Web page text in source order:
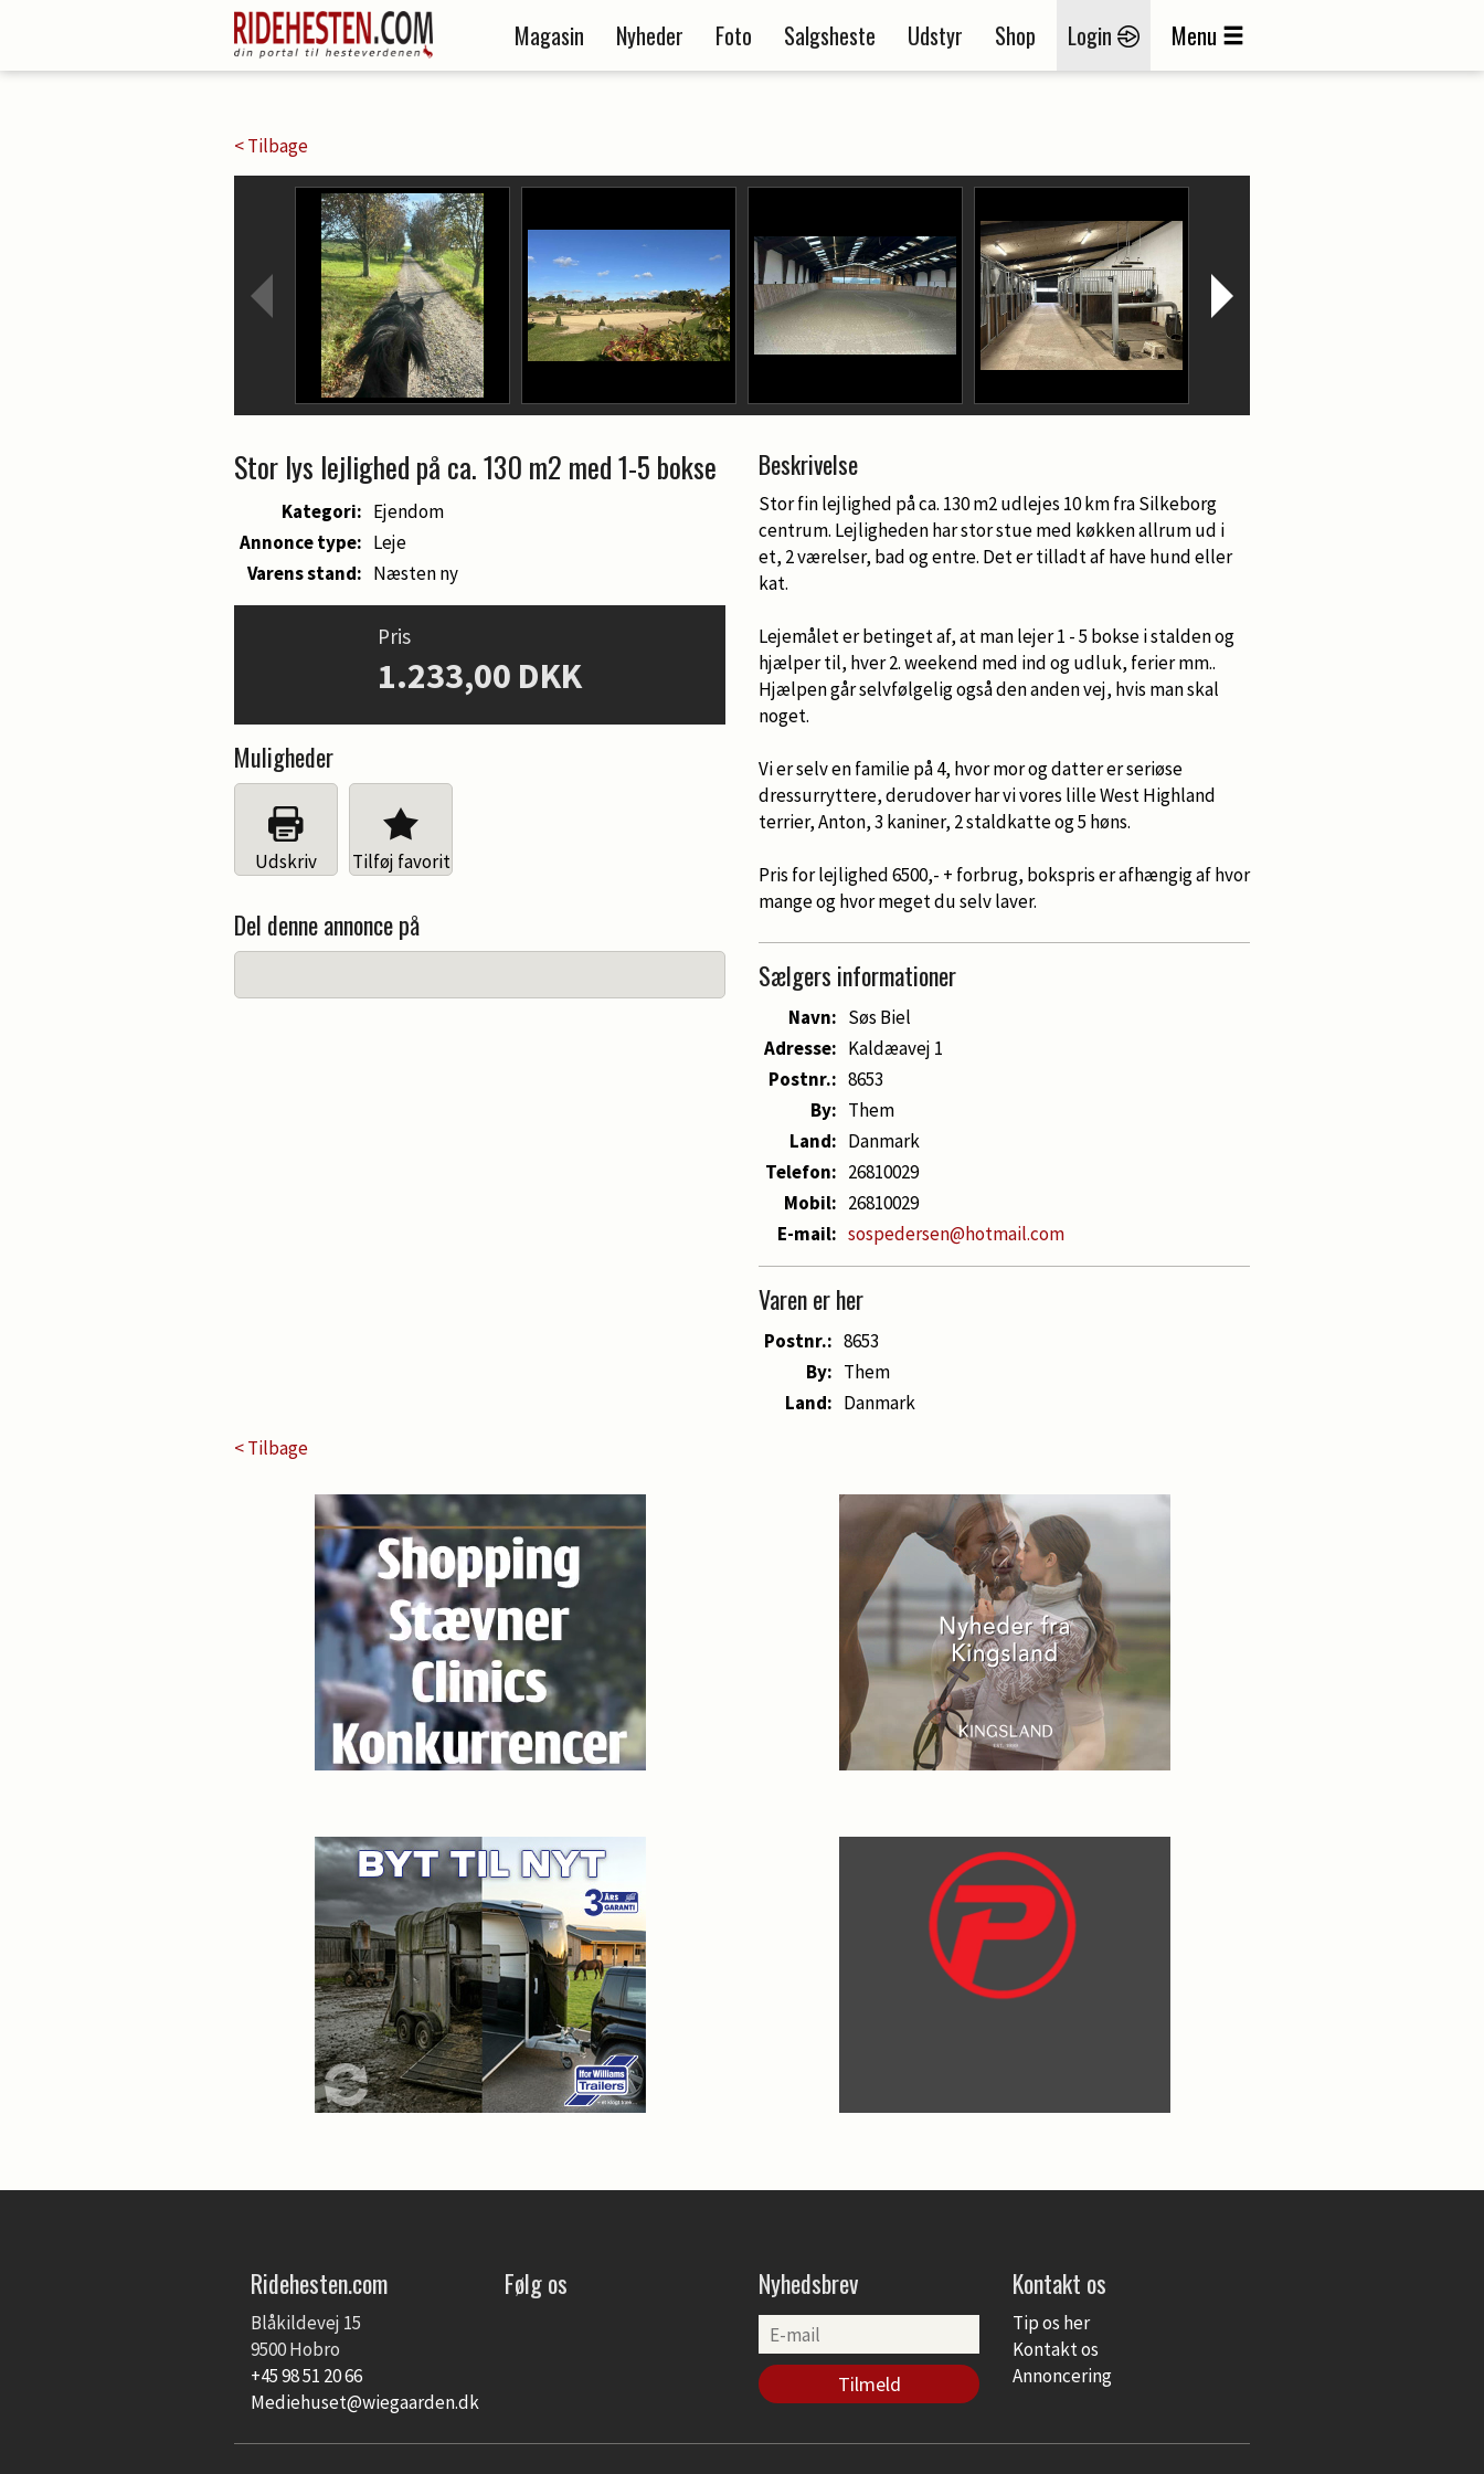
Magasin Nyheder Foto Salgsheste Udstyr Shop Login Menu
< Tilbage
Stor lys lejlighed på ca. 130 m2 med 1-5 bokse
Kategori: Ejendom
Annonce type: Leje
Varens stand: Næsten ny
Pris
1.233,00 DKK
Muligheder
Udskriv Tilføj favorit
Del denne annonce på
Beskrivelse
Stor fin lejlighed på ca. 130 m2 udlejes 10 km fra Silkeborg
centrum. Lejligheden har stor stue med køkken allrum ud i
et, 2 værelser, bad og entre. Det er tilladt af have hund eller
kat.
Lejemålet er betinget af, at man lejer 1 - 5 bokse i stalden og
hjælper til, hver 2. weekend med ind og udluk, ferier mm..
Hjælpen går selvfølgelig også den anden vej, hvis man skal
noget.
Vi er selv en familie på 4, hvor mor og datter er seriøse
dressurryttere, derudover har vi vores lille West Highland
terrier, Anton, 3 kaniner, 2 staldkatte og 5 høns.
Pris for lejlighed 6500,- + forbrug, bokspris er afhængig af hvor
mange og hvor meget du selv laver.
Sælgers informationer
Navn: Søs Biel
Adresse: Kaldæavej 1
Postnr.: 8653
By: Them
Land: Danmark
Telefon: 26810029
Mobil: 26810029
E-mail: sospedersen@hotmail.com
Varen er her
Postnr.: 8653
By: Them
Land: Danmark
< Tilbage
Ridehesten.com
Blåkildevej 15
9500 Hobro
+45 98 51 20 66
Mediehuset@wiegaarden.dk
Følg os Nyhedsbrev Kontakt os
Tip os her
Kontakt os
Annoncering